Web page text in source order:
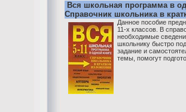
Вся школьная программа в
Справочник школьника в
Данное пособие
11-х классов. В
необходимые
школьнику быстро
задание и
темы, помогут